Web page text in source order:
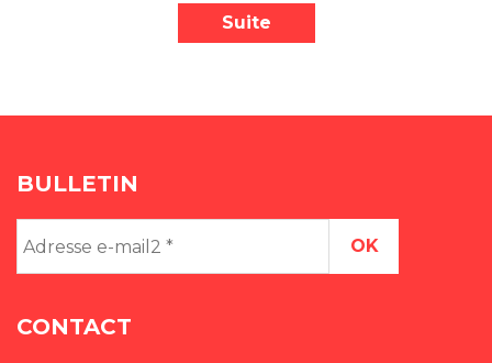
Suite
BULLETIN
e-
mail2
CONTACT